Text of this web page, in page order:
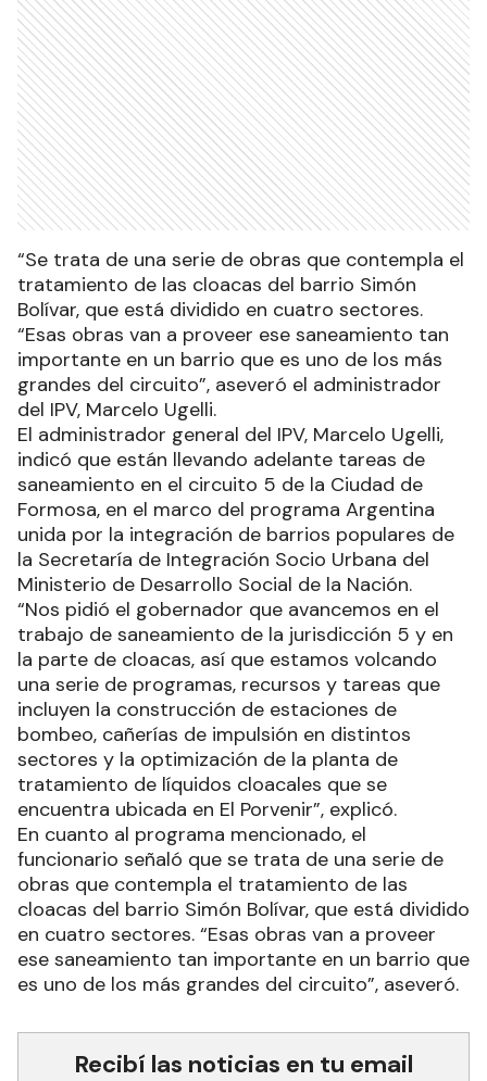
“Se trata de una serie de obras que contempla el
tratamiento de las cloacas del barrio Simón
Bolívar, que está dividido en cuatro sectores.
“Esas obras van a proveer ese saneamiento tan
importante en un barrio que es uno de los más
grandes del circuito”, aseveró el administrador
del IPV, Marcelo Ugelli.
El administrador general del IPV, Marcelo Ugelli,
indicó que están llevando adelante tareas de
saneamiento en el circuito 5 de la Ciudad de
Formosa, en el marco del programa Argentina
unida por la integración de barrios populares de
la Secretaría de Integración Socio Urbana del
Ministerio de Desarrollo Social de la Nación.
“Nos pidió el gobernador que avancemos en el
trabajo de saneamiento de la jurisdicción 5 y en
la parte de cloacas, así que estamos volcando
una serie de programas, recursos y tareas que
incluyen la construcción de estaciones de
bombeo, cañerías de impulsión en distintos
sectores y la optimización de la planta de
tratamiento de líquidos cloacales que se
encuentra ubicada en El Porvenir”, explicó.
En cuanto al programa mencionado, el
funcionario señaló que se trata de una serie de
obras que contempla el tratamiento de las
cloacas del barrio Simón Bolívar, que está dividido
en cuatro sectores. “Esas obras van a proveer
ese saneamiento tan importante en un barrio que
es uno de los más grandes del circuito”, aseveró.
Recibí las noticias en tu email